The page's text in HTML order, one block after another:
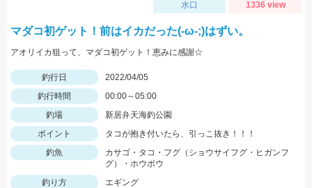
水口 1336 view
マダコ初ゲット！前はイカだった(-ω-;)はずい。
アオリイカ狙って、マダコ初ゲット！恵みに感謝☆
釣行日
2022/04/05
釣行時間
00:00～05:00
釣場
新居弁天海釣公園
ポイント
タコが抱き付いたら、引っこ抜き！！！
釣魚
カサゴ・タコ・フグ（ショウサイフグ・ヒガンフ
グ）・ホウボウ
釣り方
エギング